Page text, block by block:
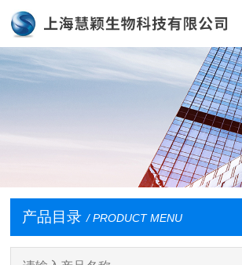
产品目录 / PRODUCT MENU